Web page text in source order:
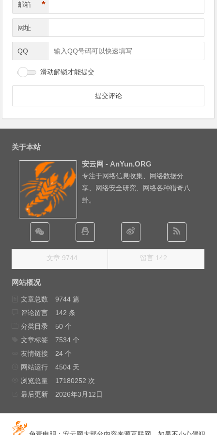
邮箱 *
网址
QQ
滑动解锁才能提交
关于本站
安云网 - AnYun.ORG
专注于网络信息收集、网络数据分
享、网络安全研究、网络各种猎奇八
卦。
文章 9744 留言 142
网站概况
文章总数
9744 篇
评论留言
142 条
分类目录
50 个
文章标签
7534 个
友情链接
24 个
网站运行
4504 天
浏览总量
17180252 次
最后更新
2026年3月12日